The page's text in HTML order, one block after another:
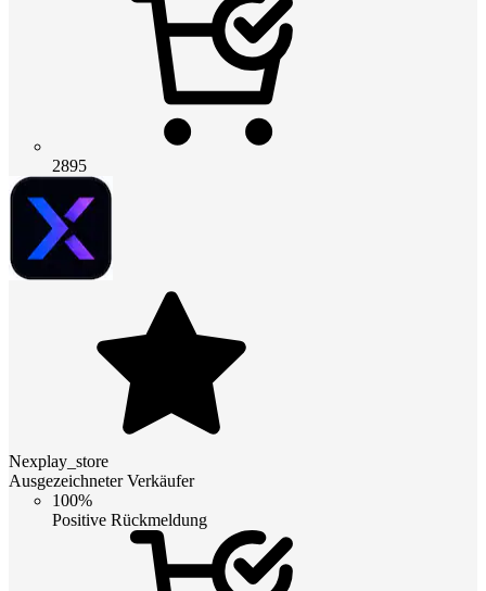
2895
Nexplay_store
Ausgezeichneter Verkäufer
100%
Positive Rückmeldung